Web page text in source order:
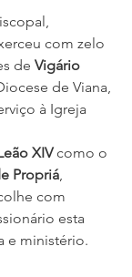
com zelo
de Vigário
de Viana,
à Igreja
XIV como o
Propriá
com
esta
e ministério.